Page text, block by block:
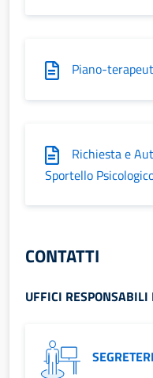
Piano-
Richiesta e
Sportello
CONTATTI
UFFICI RESPONSABILI